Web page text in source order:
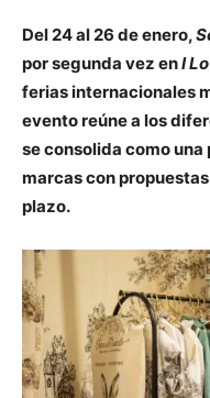
Del 24 al 26 de enero,
por segunda vez enI
ferias internacionales
evento reúne a los
se consolida como
marcas con
plazo.